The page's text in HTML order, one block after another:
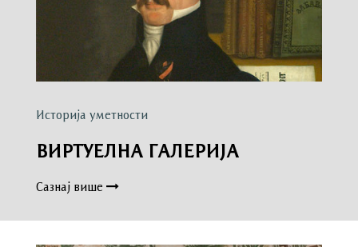
Историја уметности
ВИРТУЕЛНА ГАЛЕРИЈА
Сазнај више